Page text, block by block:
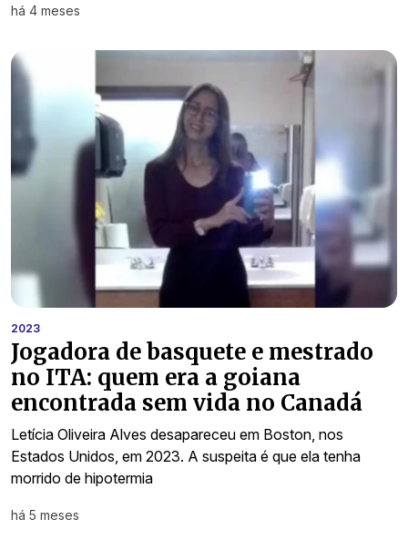
há 4 meses
2023
Jogadora de basquete e mestrado
no ITA: quem era a goiana
encontrada sem vida no Canadá
Letícia Oliveira Alves desapareceu em Boston, nos
Estados Unidos, em 2023. A suspeita é que ela tenha
morrido de hipotermia
há 5 meses